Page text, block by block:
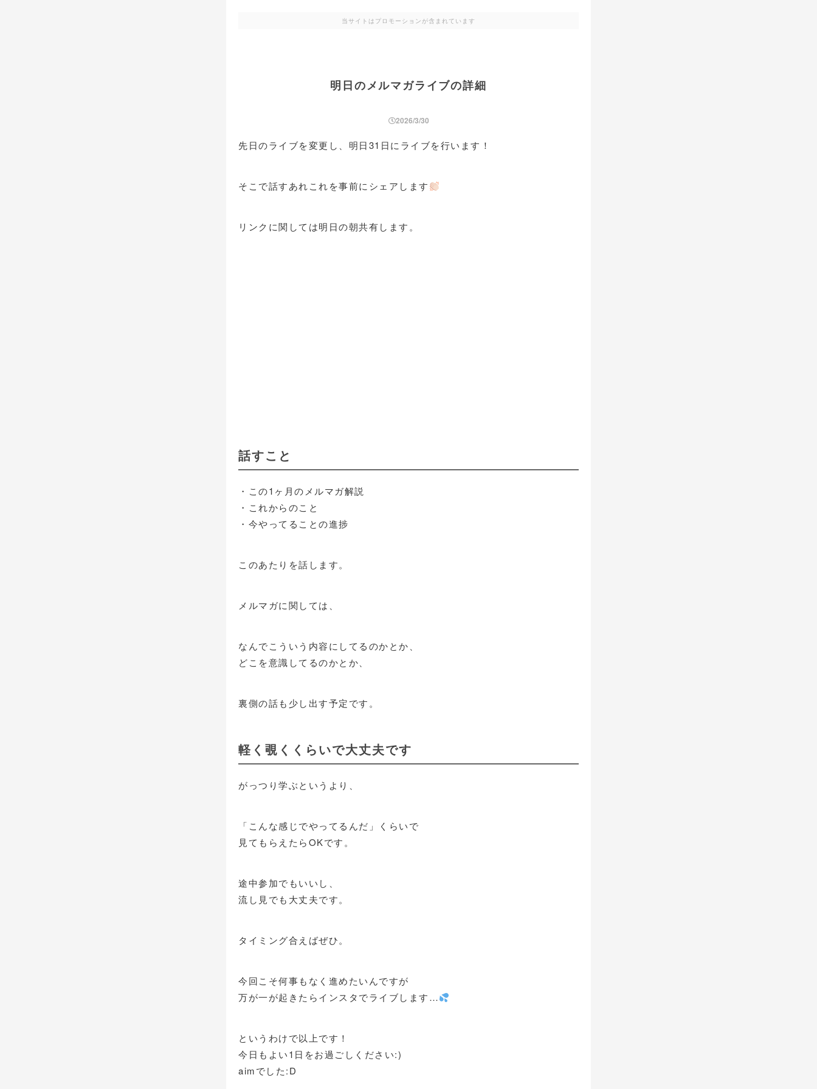
当サイトはプロモーションが含まれています
明日のメルマガライブの詳細
2026/3/30
先日のライブを変更し、明日31日にライブを行います！
そこで話すあれこれを事前にシェアします
リンクに関しては明日の朝共有します。
話すこと
・この1ヶ月のメルマガ解説
・これからのこと
・今やってることの進捗
このあたりを話します。
メルマガに関しては、
なんでこういう内容にしてるのかとか、
どこを意識してるのかとか、
裏側の話も少し出す予定です。
軽く覗くくらいで大丈夫です
がっつり学ぶというより、
「こんな感じでやってるんだ」くらいで
見てもらえたらOKです。
途中参加でもいいし、
流し見でも大丈夫です。
タイミング合えばぜひ。
今回こそ何事もなく進めたいんですが
万が一が起きたらインスタでライブします…
というわけで以上です！
今日もよい1日をお過ごしください:)
aimでした:D